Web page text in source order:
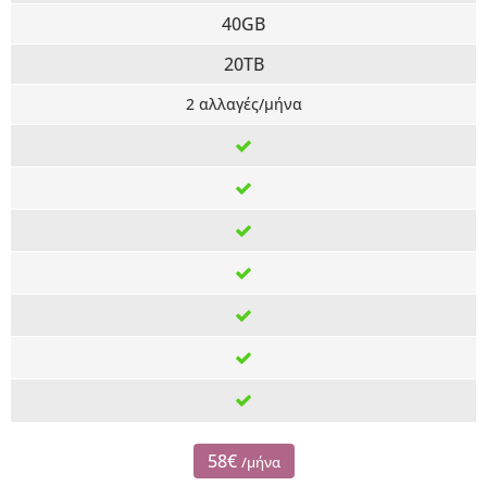
40GB
20TB
2 αλλαγές/μήνα
58€ /μήνα